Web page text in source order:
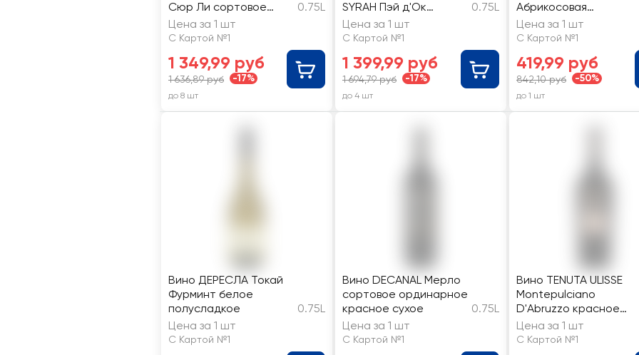
Сюр Ли сортовое
выдержанное белое
сухое
0.75L
Цена за 1 шт
С Картой №1
1 349,99 руб
1 636,89 руб -17%
до 8 шт
SYRAH Пэй д'Ок
сортовое ординарное
красное сухое
0.75L
Цена за 1 шт
С Картой №1
1 399,99 руб
1 694,79 руб -17%
до 4 шт
Абрикосовая
полусладкая
Цена за 1 шт
С Картой №1
419,99 руб
842,10 руб -50%
до 1 шт
Вино ДЕРЕСЛА Токай
Фурминт белое
полусладкое
0.75L
Цена за 1 шт
С Картой №1
Вино DECANAL Мерло
сортовое ординарное
красное сухое
0.75L
Цена за 1 шт
С Картой №1
Вино TENUTA ULISSE
Montepulciano
D'Abruzzo красное
полусухое
Цена за 1 шт
С Картой №1